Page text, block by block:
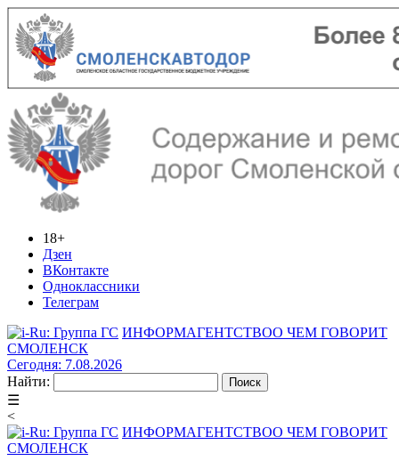
18+
Дзен
ВКонтакте
Одноклассники
Телеграм
ИНФОРМАГЕНТСТВОО ЧЕМ ГОВОРИТ
СМОЛЕНСК
Сегодня: 7.08.2026
Найти:
☰
<
ИНФОРМАГЕНТСТВОО ЧЕМ ГОВОРИТ
СМОЛЕНСК